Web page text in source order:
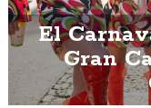
El
Gran